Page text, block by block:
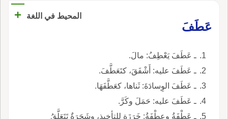
المحيط في اللغة
+
عَطَفَ
ـ عَطَفَ يَعْطِفُ: مالَ.
ـ عَطَفَ عليه: أَشْفَقَ، كتَعَطَّفَ.
ـ عَطَفَ الوِسادَةَ: ثَناها، كعَطَّفَهَا.
ـ عَطَفَ عليه: حَمَلَ وكَرَّ.
ـ عَطْفَةُ وعِطْفَةُ: خَرَزَة للتأخيذِ، وشَجَرَةٌ تَتَعَلَّقُ